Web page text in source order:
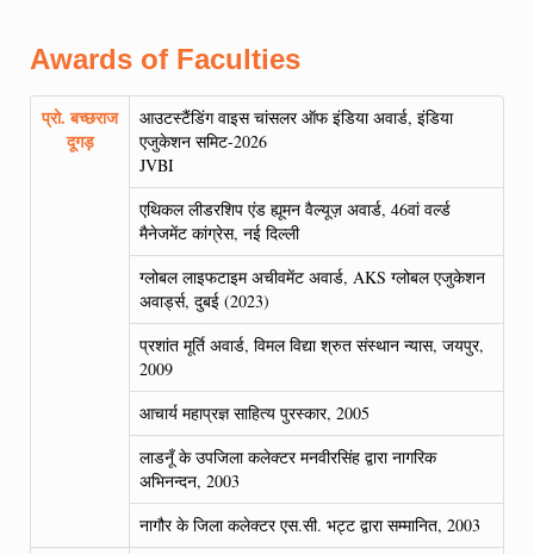
Awards of Faculties
प्रो. बच्छराज
दूगड़
आउटस्टैंडिंग वाइस चांसलर ऑफ इंडिया अवार्ड, इंडिया
एजुकेशन समिट-2026
JVBI
एथिकल लीडरशिप एंड ह्यूमन वैल्यूज़ अवार्ड, 46वां वर्ल्ड
मैनेजमेंट कांग्रेस, नई दिल्ली
ग्लोबल लाइफटाइम अचीवमेंट अवार्ड, AKS ग्लोबल एजुकेशन
अवार्ड्स, दुबई (2023)
प्रशांत मूर्ति अवार्ड, विमल विद्या श्रुत संस्थान न्यास, जयपुर,
2009
आचार्य महाप्रज्ञ साहित्य पुरस्कार, 2005
लाडनूँ के उपजिला कलेक्टर मनवीरसिंह द्वारा नागरिक
अभिनन्दन, 2003
नागौर के जिला कलेक्टर एस.सी. भट्ट द्वारा सम्मानित, 2003